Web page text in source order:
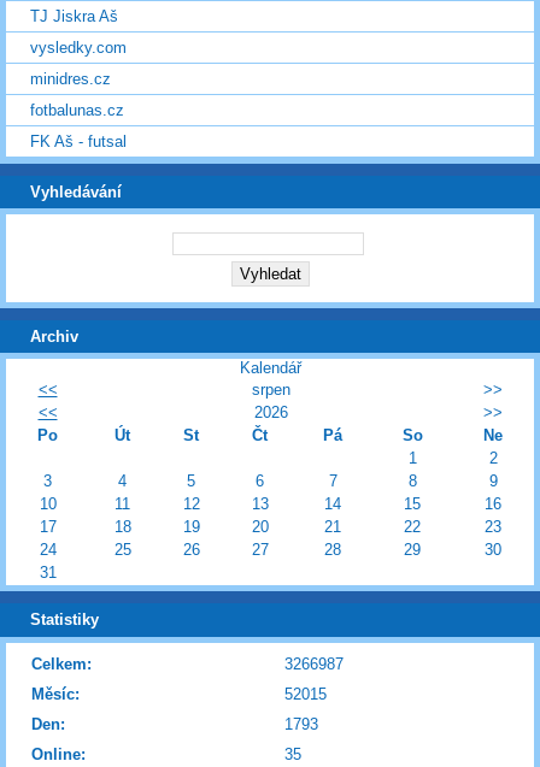
TJ Jiskra Aš
vysledky.com
minidres.cz
fotbalunas.cz
FK Aš - futsal
Vyhledávání
Archiv
Kalendář
<<
srpen
>>
<<
2026
>>
Po
Út St Čt Pá So
Ne
1
2
3
4 5 6 7 8
9
10
11 12 13 14 15
16
17
18 19 20 21 22
23
24
25 26 27 28 29
30
31
Statistiky
Online: 35
Celkem:
3266987
Měsíc:
52015
Den:
1793